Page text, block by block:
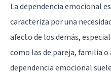
La dependencia emocional
caracteriza por una
afecto de los demás,
como las de pareja, familia o
dependencia emocional